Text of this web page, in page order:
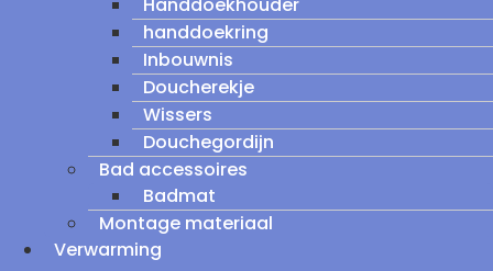
handdoekring
Inbouwnis
Doucherekje
Wissers
Douchegordijn
Bad accessoires
Badmat
Montage materiaal
Verwarming